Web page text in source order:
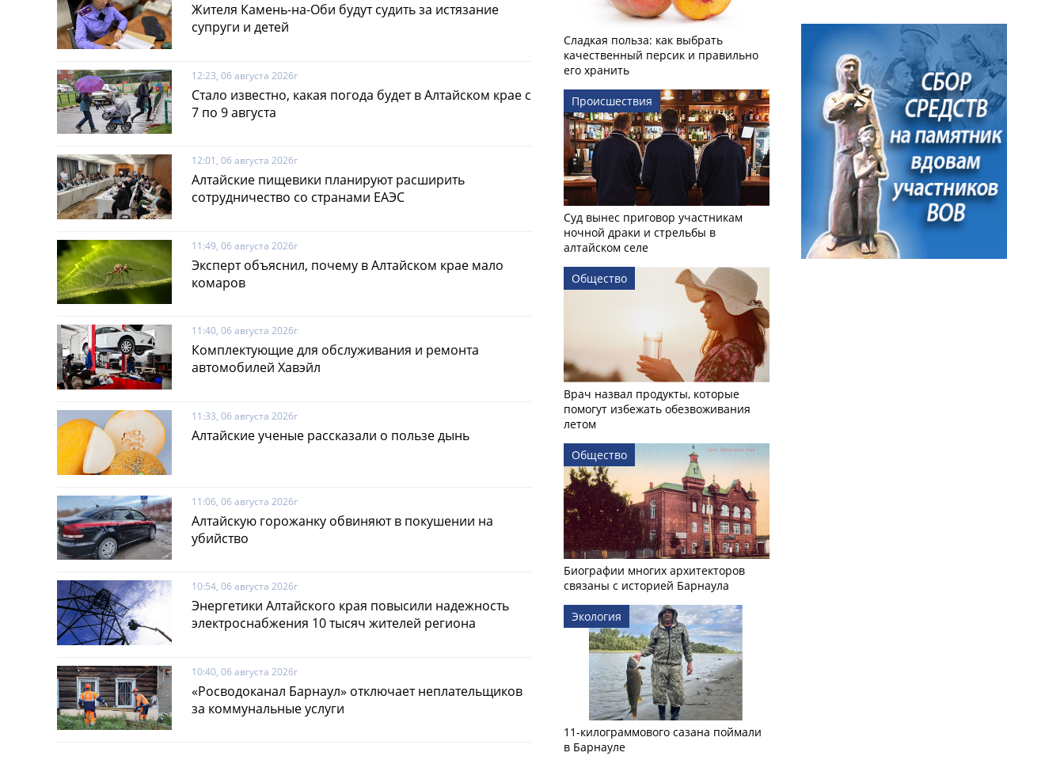
Жителя Камень-на-Оби будут судить за истязание
супруги и детей
12:23, 06 августа 2026г
Стало известно, какая погода будет в Алтайском крае с
7 по 9 августа
12:01, 06 августа 2026г
Алтайские пищевики планируют расширить
сотрудничество со странами ЕАЭС
11:49, 06 августа 2026г
Эксперт объяснил, почему в Алтайском крае мало
комаров
11:40, 06 августа 2026г
Комплектующие для обслуживания и ремонта
автомобилей Хавэйл
11:33, 06 августа 2026г
Алтайские ученые рассказали о пользе дынь
11:06, 06 августа 2026г
Алтайскую горожанку обвиняют в покушении на
убийство
10:54, 06 августа 2026г
Энергетики Алтайского края повысили надежность
электроснабжения 10 тысяч жителей региона
10:40, 06 августа 2026г
«Росводоканал Барнаул» отключает неплательщиков
за коммунальные услуги
Сладкая польза: как выбрать
качественный персик и правильно
его хранить
Происшествия
Суд вынес приговор участникам
ночной драки и стрельбы в
алтайском селе
Общество
Врач назвал продукты, которые
помогут избежать обезвоживания
летом
Общество
Биографии многих архитекторов
связаны с историей Барнаула
Экология
11-килограммового сазана поймали
в Барнауле